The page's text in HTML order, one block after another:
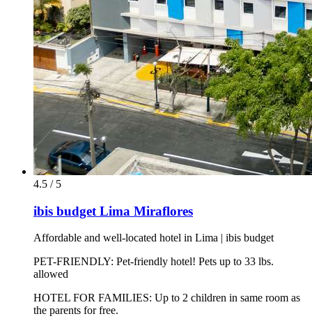
4.5 / 5
ibis budget Lima Miraflores
Affordable and well-located hotel in Lima | ibis budget
PET-FRIENDLY: Pet-friendly hotel! Pets up to 33 lbs.
allowed
HOTEL FOR FAMILIES: Up to 2 children in same room as
the parents for free.